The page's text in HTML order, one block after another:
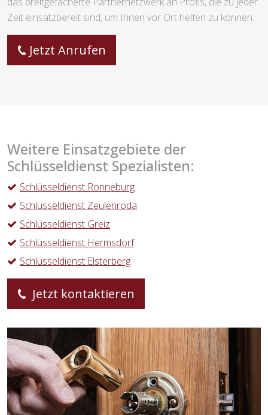
Zeit einsatzbereit sind, um Ihnen vor Ort helfen zu können.
Jetzt Anrufen
Weitere Einsatzgebiete der
Schlüsseldienst Spezialisten:
Schlüsseldienst Ronneburg
Schlüsseldienst Zeulenroda
Schlüsseldienst Greiz
Schlüsseldienst Hermsdorf
Schlüsseldienst Elsterberg
Jetzt kontaktieren